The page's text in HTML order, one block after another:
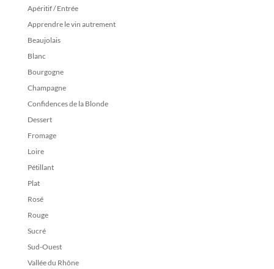
Apéritif / Entrée
Apprendre le vin autrement
Beaujolais
Blanc
Bourgogne
Champagne
Confidences de la Blonde
Dessert
Fromage
Loire
Pétillant
Plat
Rosé
Rouge
Sucré
Sud-Ouest
Vallée du Rhône